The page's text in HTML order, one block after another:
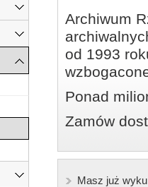
Archiwum
od 1993
Ponad
Zamów
Masz już